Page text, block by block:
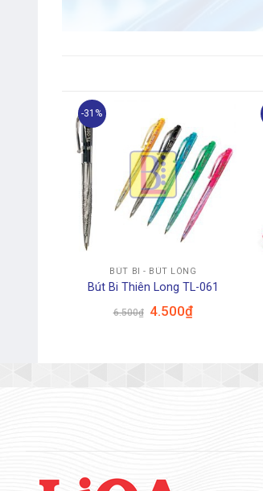
-31%
+
BÚT BI - BÚT LÔNG
Bút Bi Thiên Long TL-061
6.500₫ Giá
gốc
4.500₫Giá